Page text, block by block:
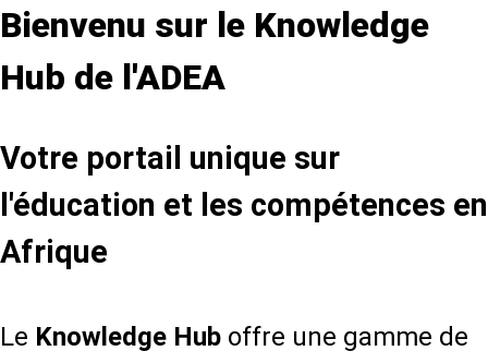
Bienvenu sur le Knowledge
Hub de l'ADEA
Votre portail unique sur
l'éducation et les compétences en
Afrique
Le Knowledge Hub offre une gamme de